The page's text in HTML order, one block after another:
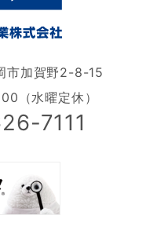
市加賀野2-8-15
（水曜定休）
7111